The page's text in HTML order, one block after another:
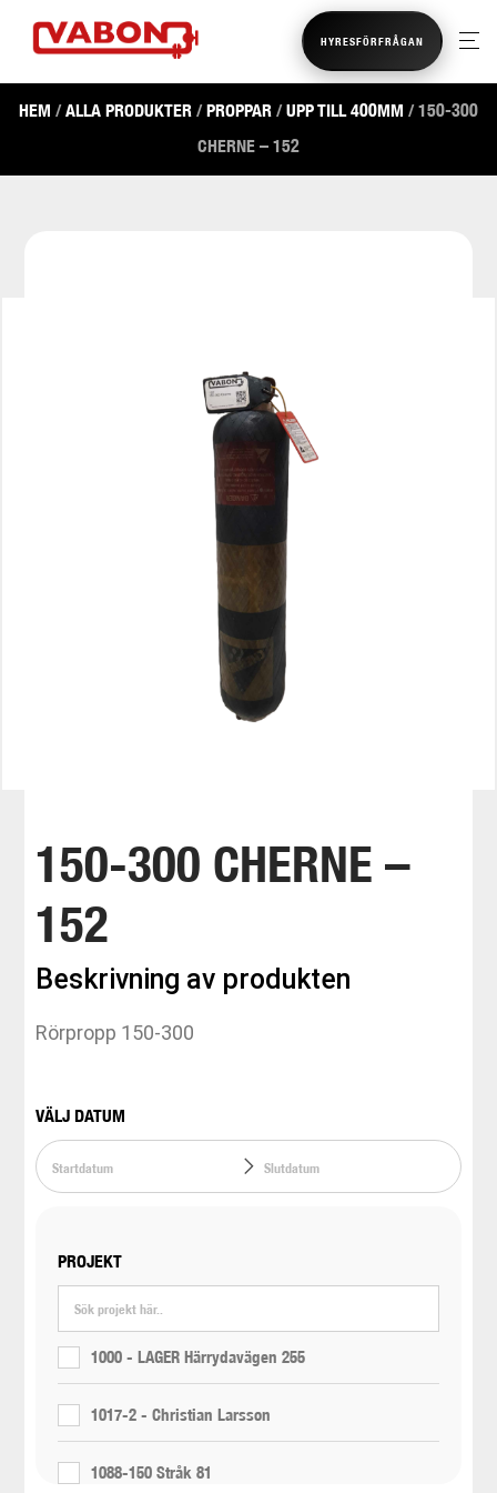
HYRESFÖRFRÅGAN
HEM /ALLA PRODUKTER /PROPPAR /UPP TILL 400MM / 150-300
CHERNE – 152
150-300 CHERNE –
152
Beskrivning av produkten
Rörpropp 150-300
VÄLJ DATUM
PROJEKT
1000 - LAGER Härrydavägen 255
1017-2 - Christian Larsson
1088-150 Stråk 81